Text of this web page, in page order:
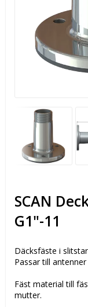
SCAN
G1"-11
Däcksfäste i
Passar till
Fäst material till
mutter.